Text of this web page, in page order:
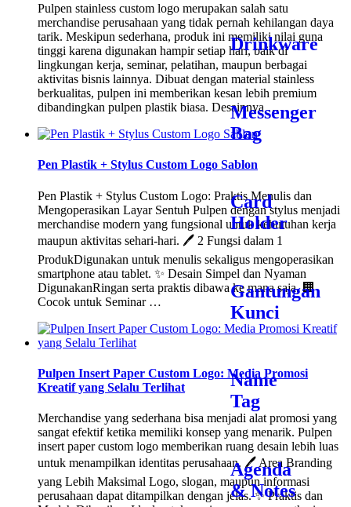
Drinkware
Messenger
Bag
Card
Holder
Gantungan
Kunci
Name
Tag
Agenda
& Notes
Pulpen stainless custom logo merupakan salah satu
merchandise perusahaan yang tidak pernah kehilangan daya
tarik. Meskipun sederhana, produk ini memiliki nilai guna
tinggi karena digunakan hampir setiap hari, baik di
lingkungan kerja, seminar, pelatihan, maupun berbagai
aktivitas bisnis lainnya. Dibuat dengan material stainless
berkualitas, pulpen ini memberikan kesan lebih premium
dibandingkan pulpen plastik biasa. Desainnya …
Pen Plastik + Stylus Custom Logo Sablon
Pen Plastik + Stylus Custom Logo: Praktis Menulis dan
Mengoperasikan Layar Sentuh Pulpen dengan stylus menjadi
merchandise modern yang fungsional untuk kebutuhan kerja
maupun aktivitas sehari-hari. 🖊️ 2 Fungsi dalam 1
ProdukDigunakan untuk menulis sekaligus mengoperasikan
smartphone atau tablet. ✨ Desain Simpel dan Nyaman
DigunakanRingan serta praktis dibawa ke mana saja. 🏢
Cocok untuk Seminar …
Pulpen Insert Paper Custom Logo: Media Promosi
Kreatif yang Selalu Terlihat
Merchandise yang sederhana bisa menjadi alat promosi yang
sangat efektif ketika memiliki konsep yang menarik. Pulpen
insert paper custom logo memberikan ruang desain lebih luas
untuk menampilkan identitas perusahaan. 🖊️ Area Branding
yang Lebih Maksimal Logo, slogan, maupun informasi
perusahaan dapat ditampilkan dengan jelas. ✨ Praktis dan